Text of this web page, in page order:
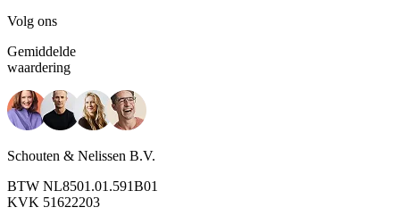
Volg ons
Gemiddelde
waardering
Schouten & Nelissen B.V.
BTW NL8501.01.591B01
KVK 51622203